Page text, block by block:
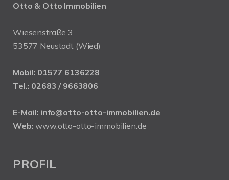
Otto & Otto Immobilien
Wiesenstraße 3
53577 Neustadt (Wied)
Mobil: 01577 6136228
Tel.: 02683 / 9663806
E-Mail: info@otto-otto-immobilien.de
Web: www.otto-otto-immobilien.de
PROFIL